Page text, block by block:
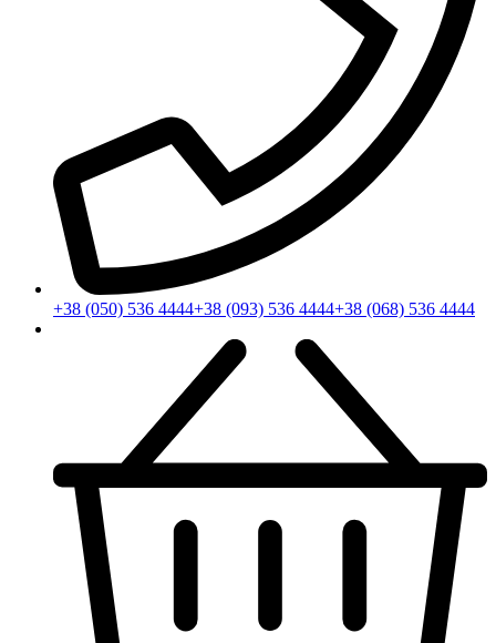
+38 (050) 536 4444+38 (093) 536 4444+38 (068) 536 4444